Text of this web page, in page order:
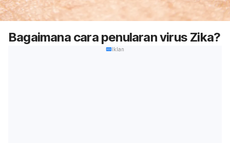
Bagaimana cara penularan virus Zika?
Iklan